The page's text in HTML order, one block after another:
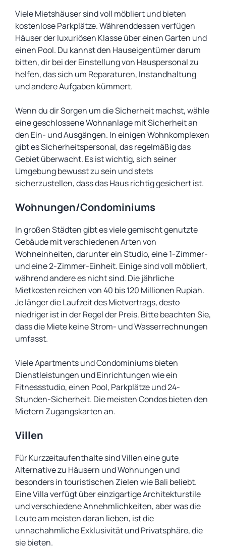
Viele Mietshäuser sind voll möbliert und bieten
kostenlose Parkplätze. Währenddessen verfügen
Häuser der luxuriösen Klasse über einen Garten und
einen Pool. Du kannst den Hauseigentümer darum
bitten, dir bei der Einstellung von Hauspersonal zu
helfen, das sich um Reparaturen, Instandhaltung
und andere Aufgaben kümmert.
Wenn du dir Sorgen um die Sicherheit machst, wähle
eine geschlossene Wohnanlage mit Sicherheit an
den Ein- und Ausgängen. In einigen Wohnkomplexen
gibt es Sicherheitspersonal, das regelmäßig das
Gebiet überwacht. Es ist wichtig, sich seiner
Umgebung bewusst zu sein und stets
sicherzustellen, dass das Haus richtig gesichert ist.
Wohnungen/Condominiums
In großen Städten gibt es viele gemischt genutzte
Gebäude mit verschiedenen Arten von
Wohneinheiten, darunter ein Studio, eine 1-Zimmer-
und eine 2-Zimmer-Einheit. Einige sind voll möbliert,
während andere es nicht sind. Die jährliche
Mietkosten reichen von 40 bis 120 Millionen Rupiah.
Je länger die Laufzeit des Mietvertrags, desto
niedriger ist in der Regel der Preis. Bitte beachten Sie,
dass die Miete keine Strom- und Wasserrechnungen
umfasst.
Viele Apartments und Condominiums bieten
Dienstleistungen und Einrichtungen wie ein
Fitnessstudio, einen Pool, Parkplätze und 24-
Stunden-Sicherheit. Die meisten Condos bieten den
Mietern Zugangskarten an.
Villen
Für Kurzzeitaufenthalte sind Villen eine gute
Alternative zu Häusern und Wohnungen und
besonders in touristischen Zielen wie Bali beliebt.
Eine Villa verfügt über einzigartige Architekturstile
und verschiedene Annehmlichkeiten, aber was die
Leute am meisten daran lieben, ist die
unnachahmliche Exklusivität und Privatsphäre, die
sie bieten.